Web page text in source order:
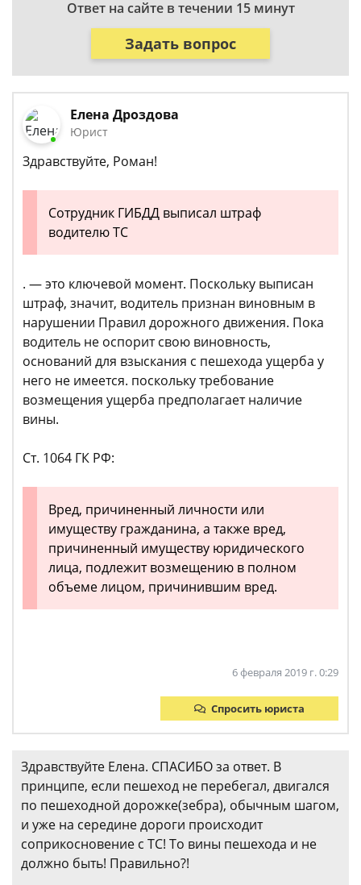
Ответ на сайте в течении 15 минут
Задать вопрос
Елена Дроздова
Юрист
Здравствуйте, Роман!
Сотрудник ГИБДД выписал штраф
водителю ТС
. — это ключевой момент. Поскольку выписан
штраф, значит, водитель признан виновным в
нарушении Правил дорожного движения. Пока
водитель не оспорит свою виновность,
оснований для взыскания с пешехода ущерба у
него не имеется. поскольку требование
возмещения ущерба предполагает наличие
вины.
Ст. 1064 ГК РФ:
Вред, причиненный личности или
имуществу гражданина, а также вред,
причиненный имуществу юридического
лица, подлежит возмещению в полном
объеме лицом, причинившим вред.
6 февраля 2019 г. 0:29
Спросить юриста
Здравствуйте Елена. СПАСИБО за ответ. В
принципе, если пешеход не перебегал, двигался
по пешеходной дорожке(зебра), обычным шагом,
и уже на середине дороги происходит
соприкосновение с ТС! То вины пешехода и не
должно быть! Правильно?!